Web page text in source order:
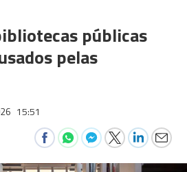
públicas
pelas
15:51